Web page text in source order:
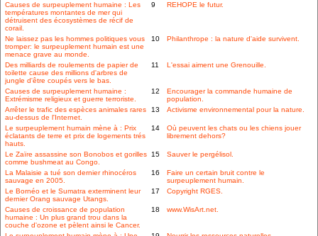
Causes de surpeuplement humaine : Les
températures montantes de mer qui
détruisent des écosystèmes de récif de
corail.
9 REHOPE le futur.
Ne laissez pas les hommes politiques vous
tromper: le surpeuplement humain est une
menace grave au monde.
10 Philanthrope : la nature d'aide survivent.
Des milliards de roulements de papier de
toilette cause des millions d'arbres de
jungle d'être coupés vers le bas.
11 L'essai aiment une Grenouille.
Causes de surpeuplement humaine :
Extrémisme religieux et guerre terroriste.
12
Encourager la commande humaine de
population.
Arrêter le trafic des espèces animales rares
au-dessus de l'Internet.
13 Activisme environnemental pour la nature.
Le surpeuplement humain mène à : Prix
éclatants de terre et prix de logements trés
hauts.
14
Où peuvent les chats ou les chiens jouer
librement dehors?
Le Zaïre assassine son Bonobos et gorilles
comme bushmeat au Congo.
15 Sauver le pergélisol.
La Malaisie a tué son dernier rhinocéros
sauvage en 2005.
16
Faire un certain bruit contre le
surpeuplement humain.
Le Bornéo et le Sumatra exterminent leur
dernier Orang sauvage Utangs.
17 Copyright RGES.
Causes de croissance de population
humaine : Un plus grand trou dans la
couche d'ozone et pèlent ainsi le Cancer.
18 www.WisArt.net.